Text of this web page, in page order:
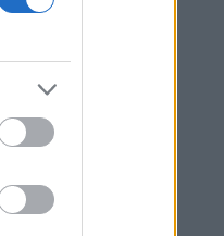
Ελληνική Αναπτυξιακή
δάνεια έως 5 δισ. σε
Nvidia: Θα επενδύσει έως
δολάρια στη Lancium, την
ανάπτυξης του κέντρου
5 γραφικά ψαροχώρια της
που δεν έχετε ανακαλύψει